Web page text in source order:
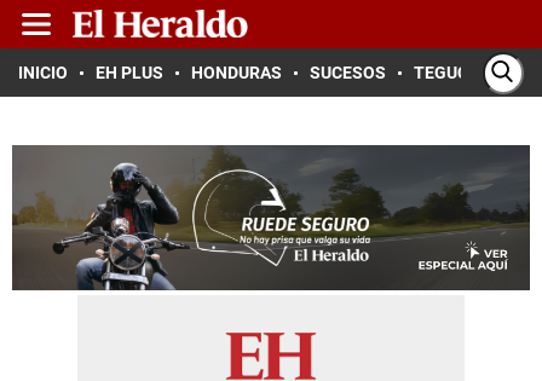
INICIO EH PLUS HONDURAS SUCESOS TEGUCIGALPA